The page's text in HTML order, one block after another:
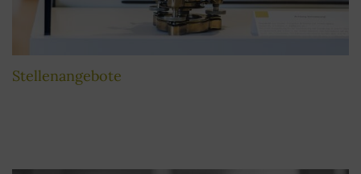
Stellenangebote